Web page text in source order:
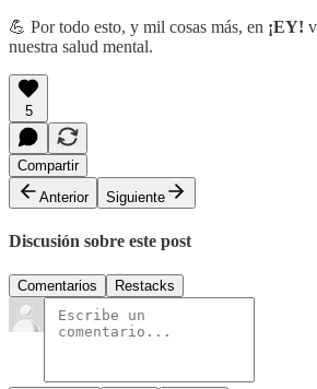
💪 Por todo esto, y mil cosas más, en ¡EY!
nuestra salud mental.
5
Compartir
Anterior
Siguiente
Discusión sobre este post
Comentarios Restacks